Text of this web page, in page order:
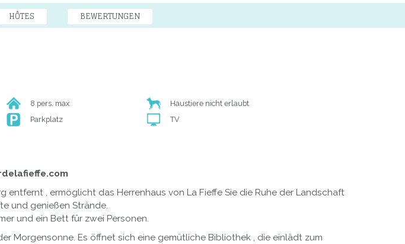
HÔTES BEWERTUNGEN
8 pers. max
Haustiere nicht erlaubt
Parkplatz
TV
entfernt , ermöglicht das Herrenhaus von La Fieffe Sie die Ruhe der Landschaft
und genießen Strände.
und ein Bett für zwei Personen.
Morgensonne. Es öffnet sich eine gemütliche Bibliothek , die einlädt zum